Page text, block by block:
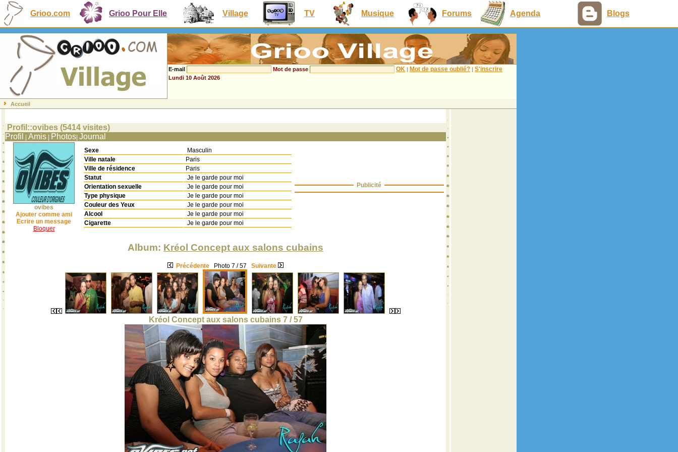
Grioo.com Grioo Pour Elle Village TV Musique Forums Agenda Blogs
E-mail Mot de passe OK | Mot de passe oublié? | S'inscrire
Lundi 10 Août 2026
Accueil
Profil::ovibes (5414 visites)
Profil
Amis Photos Journal
ovibes
Ajouter comme ami
Ecrire un message
Bloquer
Sexe
Masculin
Ville natale
Paris
Ville de résidence
Paris
Statut
Je le garde pour moi
Orientation sexuelle
Je le garde pour moi
Type physique
Je le garde pour moi
Couleur des Yeux
Je le garde pour moi
Alcool
Je le garde pour moi
Cigarette
Je le garde pour moi
Publicité
Album: Kréol Concept aux salons cubains
Précédente Photo 7 / 57 Suivante
Kréol Concept aux salons cubains 7 / 57